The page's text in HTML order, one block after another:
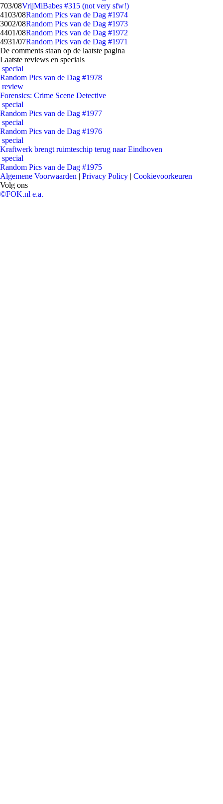
703/08VrijMiBabes #315 (not very sfw!)
4103/08Random Pics van de Dag #1974
3002/08Random Pics van de Dag #1973
4401/08Random Pics van de Dag #1972
4931/07Random Pics van de Dag #1971
De comments staan op de laatste pagina
Laatste reviews en specials
special
Random Pics van de Dag #1978
review
Forensics: Crime Scene Detective
special
Random Pics van de Dag #1977
special
Random Pics van de Dag #1976
special
Kraftwerk brengt ruimteschip terug naar Eindhoven
special
Random Pics van de Dag #1975
Algemene Voorwaarden | Privacy Policy | Cookievoorkeuren
Volg ons
©FOK.nl e.a.